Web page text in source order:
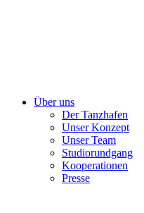
Über uns
Der Tanzhafen
Unser Konzept
Unser Team
Studiorundgang
Kooperationen
Presse